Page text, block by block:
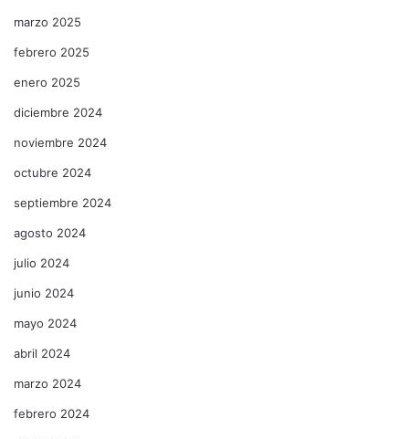
marzo 2025
febrero 2025
enero 2025
diciembre 2024
noviembre 2024
octubre 2024
septiembre 2024
agosto 2024
julio 2024
junio 2024
mayo 2024
abril 2024
marzo 2024
febrero 2024